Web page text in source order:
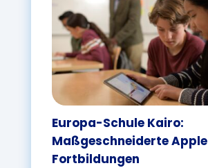
Europa-Schule Kairo:
Maßgeschneiderte Apple
Fortbildungen